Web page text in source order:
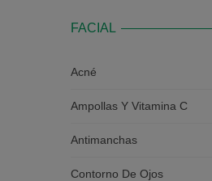
FACIAL
Acné
Ampollas Y Vitamina C
Antimanchas
Contorno De Ojos